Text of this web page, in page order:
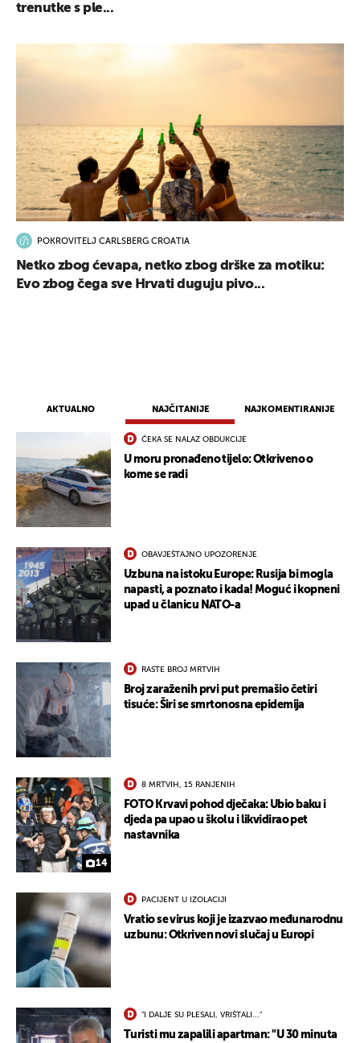
AKTUALNO NAJČITANIJE NAJKOMENTIRANIJE
ČEKA SE NALAZ OBDUKCIJE
U moru pronađeno tijelo: Otkriveno o
kome se radi
OBAVJEŠTAJNO UPOZORENJE
Uzbuna na istoku Europe: Rusija bi mogla
napasti, a poznato i kada! Moguć i kopneni
upad u članicu NATO-a
RASTE BROJ MRTVIH
Broj zaraženih prvi put premašio četiri
tisuće: Širi se smrtonosna epidemija
14
8 MRTVIH, 15 RANJENIH
FOTO Krvavi pohod dječaka: Ubio baku i
djeda pa upao u školu i likvidirao pet
nastavnika
PACIJENT U IZOLACIJI
Vratio se virus koji je izazvao međunarodnu
uzbunu: Otkriven novi slučaj u Europi
"I DALJE SU PLESALI, VRIŠTALI..."
Turisti mu zapalili apartman: "U 30 minuta
trenutke s ple...
POKROVITELJ CARLSBERG CROATIA
Netko zbog ćevapa, netko zbog drške za motiku:
Evo zbog čega sve Hrvati duguju pivo...